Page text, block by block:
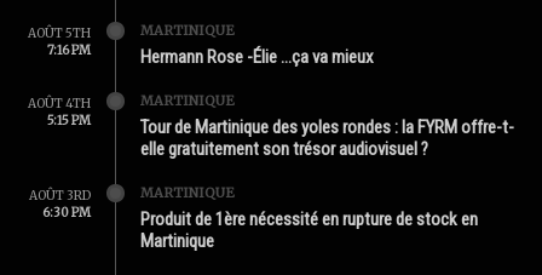
AOÛT 5TH
7:16 PM
MARTINIQUE
Hermann Rose -Élie …ça va mieux
AOÛT 4TH
5:15 PM
MARTINIQUE
Tour de Martinique des yoles rondes : la FYRM offre-t-
elle gratuitement son trésor audiovisuel ?
AOÛT 3RD
6:30 PM
MARTINIQUE
Produit de 1ère nécessité en rupture de stock en
Martinique